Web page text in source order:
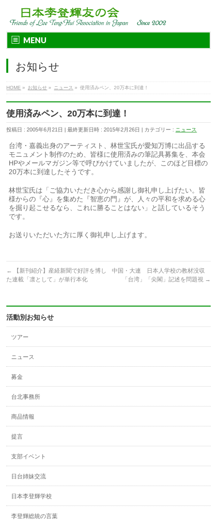
MENU
お知らせ
HOME » お知らせ » ニュース » 使用済みペン、20万本に到達！
使用済みペン、20万本に到達！
投稿日 : 2005年6月21日 最終更新日時 : 2015年2月26日 カテゴリー : ニュース
台湾・嘉義出身のアーティスト、林世宝氏が愛知万博に出品する
モニュメント制作のため、皆様に使用済みの筆記具募集を、本会
HPやメールマガジン等で呼びかけていましたが、このほど目標の
20万本に到達したそうです。
林世宝氏は「ご協力いただき心から感謝し御礼申し上げたい。皆
様からの『心』を集めた『智恵の門』が、人々の平和を求める心
を掘り起こせるなら、これに勝ることはない」と話しているそう
です。
お送りいただいた方に厚く御礼申し上げます。
←
【新刊紹介】産経新聞で好評を博し
た連載「凛として」が単行本化
中国・大連 日本人学校の教材没収
「台湾」「尖閣」記述を問題視 →
活動別お知らせ
ツアー
ニュース
募金
台北事務所
商品情報
提言
支部イベント
日台姉妹交流
日本李登輝学校
李登輝総統の言葉